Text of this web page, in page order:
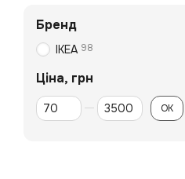
Бренд
IKEA 98
Ціна, грн
Від Ціна, грн
До Ціна, грн ОК